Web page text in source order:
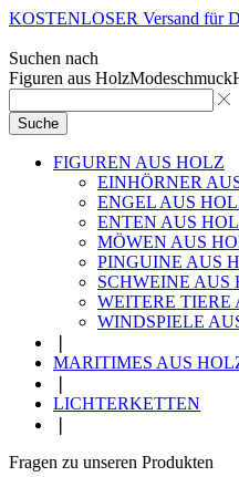
KOSTENLOSER Versand für
Suchen nach
Figuren aus HolzModeschmuck
Suche
FIGUREN AUS HOLZ
EINHÖRNER
ENGEL AUS
ENTEN AUS
MÖWEN AUS
PINGUINE AUS
SCHWEINE AUS
WEITERE TIERE
WINDSPIELE
MARITIMES AUS
LICHTERKETTEN
Fragen zu unseren Produkten